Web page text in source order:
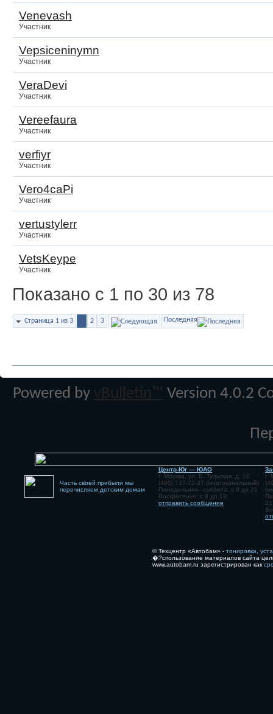
Venevash
Участник
Vepsiceninymn
Участник
VeraDevi
Участник
Vereefaura
Участник
verfiyr
Участник
Vero4caPi
Участник
vertustylerr
Участник
VetsKeype
Участник
Показано с 1 по 30 из 78
Страница 1 из 3 2 3 Последняя
Powered by vBulletin™ Version 4.0.2
Часть своей прибыли мы
перечисляем детским домам
Центр-Юг — ЮАО
г. Москва, ул. Б. Тульская, д. 10
(495) 737-72-37 (многоканальный)
Понедельник—суббота: с 9 до 21
Воскресенье: с 9 до 19
отправить сообщение
г.
21
© Техцентр «Автобам» - тонировка,
�?спользование материалов сайта
www.autobam.ru зарегистрирован как